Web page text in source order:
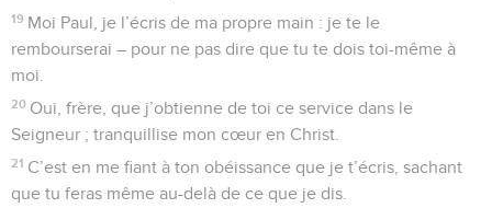
19 Moi Paul, je l’écris de ma propre main : je te le
rembourserai – pour ne pas dire que tu te dois toi-même à
moi.
20 Oui, frère, que j’obtienne de toi ce service dans le
Seigneur ; tranquillise mon cœur en Christ.
21 C’est en me fiant à ton obéissance que je t’écris, sachant
que tu feras même au-delà de ce que je dis.